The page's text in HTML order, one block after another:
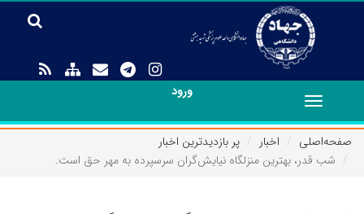
ورود
Toggle
navigation
صفحه‌اصلی
اخبار
پر بازدیدترین اخبار
شب قدر، بهترین منزلگاه نیایش‌گران سرسپرده به مهر حق است.